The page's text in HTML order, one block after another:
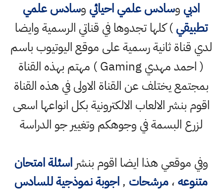
ادبي وسادس علمي احيائي وسادس علمي
تطبيقي) كلها تجدوها في قناتي الرسمية وايضا
لدي قناة ثانية رسمية على موقع اليوتيوب باسم
( احمد مهدي Gaming ) مهتم بهذه القناة
بمجتمع يختلف عن القناة الاولى في هذه القناة
اقوم بنشر الالعاب الالكترونية بكل انواعها اسعى
لزرع البسمة في وجوهكم وتغيير جو الدراسة
وفي موقعي هذا ايضا اقوم بنشراسئلة امتحان
متنوعه،مرشحات ,اجوبة نموذجية للسادس